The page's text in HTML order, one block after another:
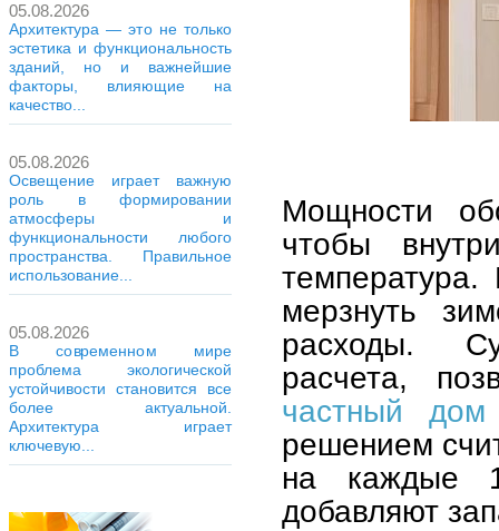
05.08.2026
Архитектура — это не только
эстетика и функциональность
зданий, но и важнейшие
факторы, влияющие на
качество...
05.08.2026
Освещение играет важную
роль в формировании
атмосферы и
функциональности любого
пространства. Правильное
использование...
05.08.2026
В современном мире
проблема экологической
устойчивости становится все
более актуальной.
Архитектура играет
ключевую...
Мощности
чтобы
мерзнуть
расходы.
расчета,
частный дом
решением
на каждые
добавляют